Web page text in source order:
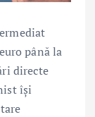
până la
directe
își